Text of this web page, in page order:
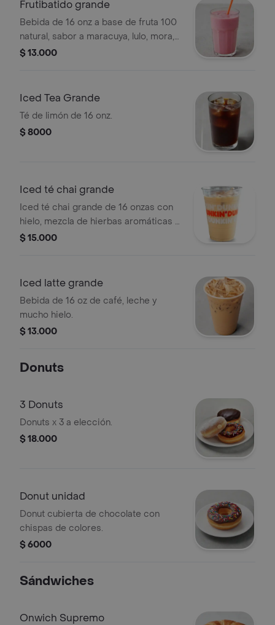
Frutibatido grande
Bebida de 16 onz a base de fruta 100
natural, sabor a maracuya, lulo, mora,
guanábana y mango
$ 13.000
Iced Tea Grande
Té de limón de 16 onz.
$ 8000
Iced té chai grande
Iced té chai grande de 16 onzas con
hielo, mezcla de hierbas aromáticas y
especias.
$ 15.000
Iced latte grande
Bebida de 16 oz de café, leche y
mucho hielo.
$ 13.000
Donuts
3 Donuts
Donuts x 3 a elección.
$ 18.000
Donut unidad
Donut cubierta de chocolate con
chispas de colores.
$ 6000
Sándwiches
Onwich Supremo